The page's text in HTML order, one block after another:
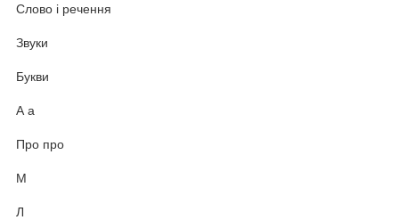
Слово і речення
Звуки
Букви
А а
Про про
М
Л